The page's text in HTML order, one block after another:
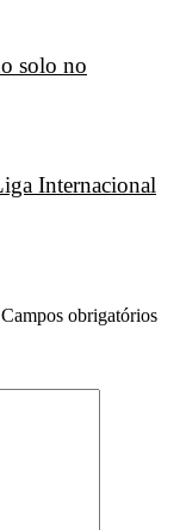
solo no
Internacional
Campos obrigatórios